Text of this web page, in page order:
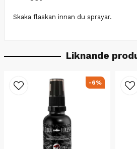
Skaka flaskan innan du sprayar.
Liknande
-6%